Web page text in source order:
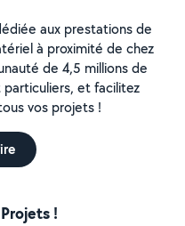
aux prestations de
à proximité de chez
de 4,5 millions de
et facilitez
vos projets !
!